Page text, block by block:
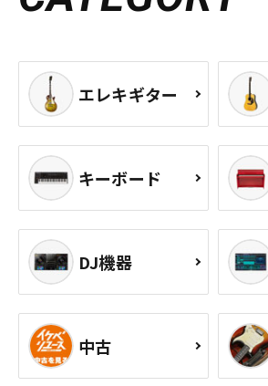
エレキギター
キーボード
DJ機器
中古